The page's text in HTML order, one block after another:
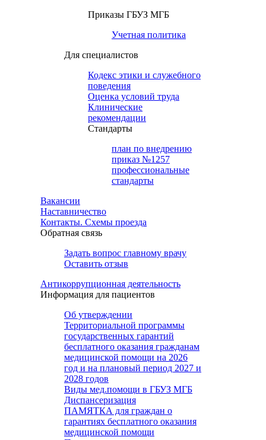
Приказы ГБУЗ МГБ
Учетная политика
Для специалистов
Кодекс этики и служебного
поведения
Оценка условий труда
Клинические
рекомендации
Cтандарты
план по внедрению
приказ №1257
профессиональные
стандарты
Вакансии
Наставничество
Контакты. Схемы проезда
Обратная связь
Задать вопрос главному врачу
Оставить отзыв
Антикоррупционная деятельность
Информация для пациентов
Об утверждении
Территориальной программы
государственных гарантий
бесплатного оказания гражданам
медицинской помощи на 2026
год и на плановый период 2027 и
2028 годов
Виды мед.помощи в ГБУЗ МГБ
Диспансеризация
ПАМЯТКА для граждан о
гарантиях бесплатного оказания
медицинской помощи